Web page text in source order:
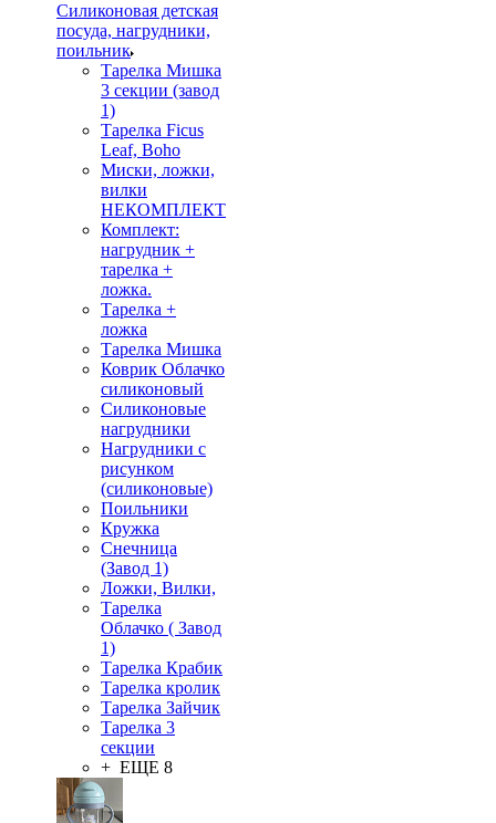
Силиконовая детская
посуда, нагрудники,
поильник
Тарелка Мишка
3 секции (завод
1)
Тарелка Ficus
Leaf, Boho
Миски, ложки,
вилки
НЕКОМПЛЕКТ
Комплект:
нагрудник +
тарелка +
ложка.
Тарелка +
ложка
Тарелка Мишка
Коврик Облачко
силиконовый
Силиконовые
нагрудники
Нагрудники с
рисунком
(силиконовые)
Поильники
Кружка
Снечница
(Завод 1)
Ложки, Вилки,
Тарелка
Облачко ( Завод
1)
Тарелка Крабик
Тарелка кролик
Тарелка Зайчик
Тарелка 3
секции
+ ЕЩЕ 8